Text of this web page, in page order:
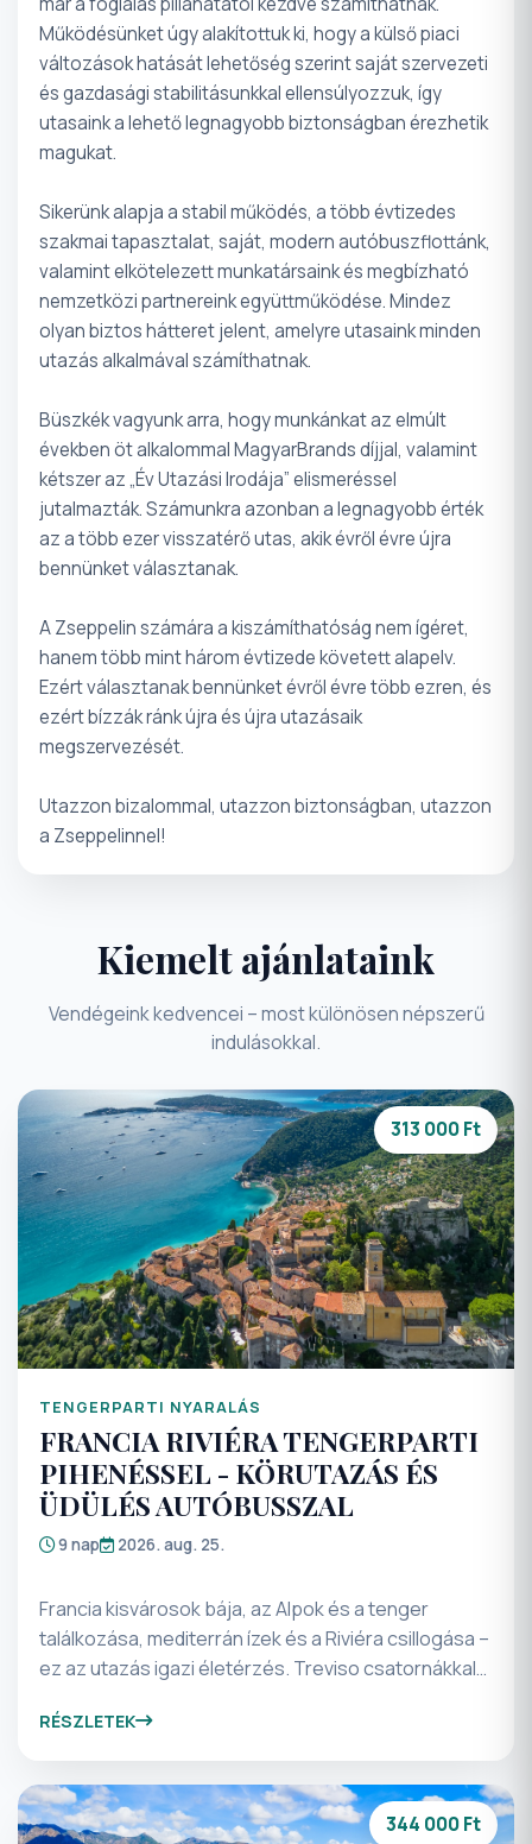
Működésünket úgy alakítottuk ki, hogy a külső piaci
változások hatását lehetőség szerint saját szervezeti
és gazdasági stabilitásunkkal ellensúlyozzuk, így
utasaink a lehető legnagyobb biztonságban érezhetik
magukat.
szakmai tapasztalat, saját, modern autóbuszflottánk,
valamint elkötelezett munkatársaink és megbízható
nemzetközi partnereink együttműködése. Mindez
olyan biztos hátteret jelent, amelyre utasaink minden
utazás alkalmával számíthatnak.
években öt alkalommal MagyarBrands díjjal, valamint
kétszer az „Év Utazási Irodája” elismeréssel
jutalmazták. Számunkra azonban a legnagyobb érték
az a több ezer visszatérő utas, akik évről évre újra
bennünket választanak.
hanem több mint három évtizede követett alapelv.
Ezért választanak bennünket évről évre több ezren, és
ezért bízzák ránk újra és újra utazásaik
megszervezését.
a Zseppelinnel!
Kiemelt ajánlataink
indulásokkal.
313 000 Ft
FRANCIA RIVIÉRA TENGERPARTI
PIHENÉSSEL - KÖRUTAZÁS ÉS
ÜDÜLÉS AUTÓBUSSZAL
találkozása, mediterrán ízek és a Riviéra csillogása –
ez az utazás igazi életérzés. Treviso csatornákkal
átszőtt utcáitól a Garda-tó smaragdzöld vizén át a
Ligur-tenger napsütötte partjáig vezet az utunk,
egyensúlyban váltják egymást. Elegáns tengerparti
városok, hangulatos óvárosok, hajós kirándulások,
világhírű nevek és ikonikus helyszínek – Portofino,
344 000 Ft